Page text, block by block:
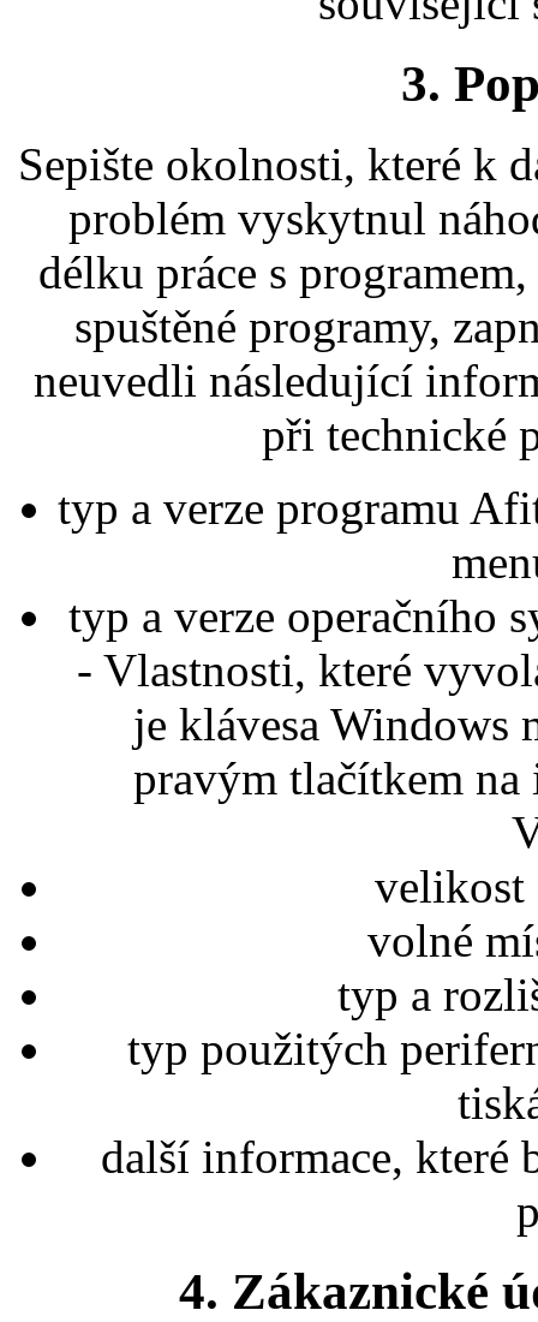
3.
Sepište okolnosti, které k
problém vyskytnul
délku práce s
spuštěné programy,
neuvedli následující
při technické
typ a verze programu
typ a verze operačního
- Vlastnosti, které
je klávesa Windows
pravým tlačítkem na
velikost
volné
typ a
typ použitých
další informace, které
4. Zákaznické